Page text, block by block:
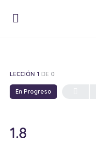
LECCIÓN 1 DE 0
En Progreso
1.8